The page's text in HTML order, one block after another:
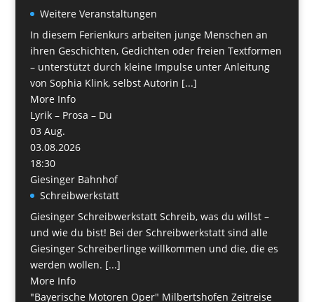
Weitere Veranstaltungen
In diesem Ferienkurs arbeiten junge Menschen an
ihren Geschichten, Gedichten oder freien Textformen
– unterstützt durch kleine Impulse unter Anleitung
von Sophia Klink, selbst Autorin [...]
More Info
Lyrik – Prosa – Du
03 Aug.
03.08.2026
18:30
Giesinger Bahnhof
Schreibwerkstatt
Giesinger Schreibwerkstatt Schreib, was du willst –
und wie du bist! Bei der Schreibwerkstatt sind alle
Giesinger Schreiberlinge willkommen und die, die es
werden wollen. [...]
More Info
"Bayerische Motoren Oper" Milbertshofen Zeitreise